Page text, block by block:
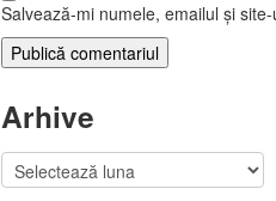
Salvează-mi numele, emailul și
Arhive
Arhive